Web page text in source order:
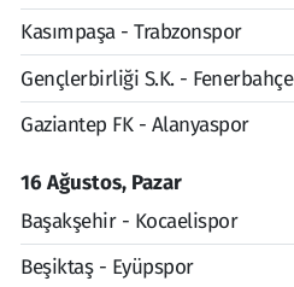
Kasımpaşa - Trabzonspor
Gençlerbirliği S.K. - Fenerbahçe
Gaziantep FK - Alanyaspor
16 Ağustos, Pazar
Başakşehir - Kocaelispor
Beşiktaş - Eyüpspor